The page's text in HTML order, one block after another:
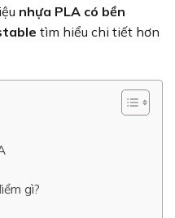
nhựa PLA có bền
tìm hiểu chi tiết hơn
gì?